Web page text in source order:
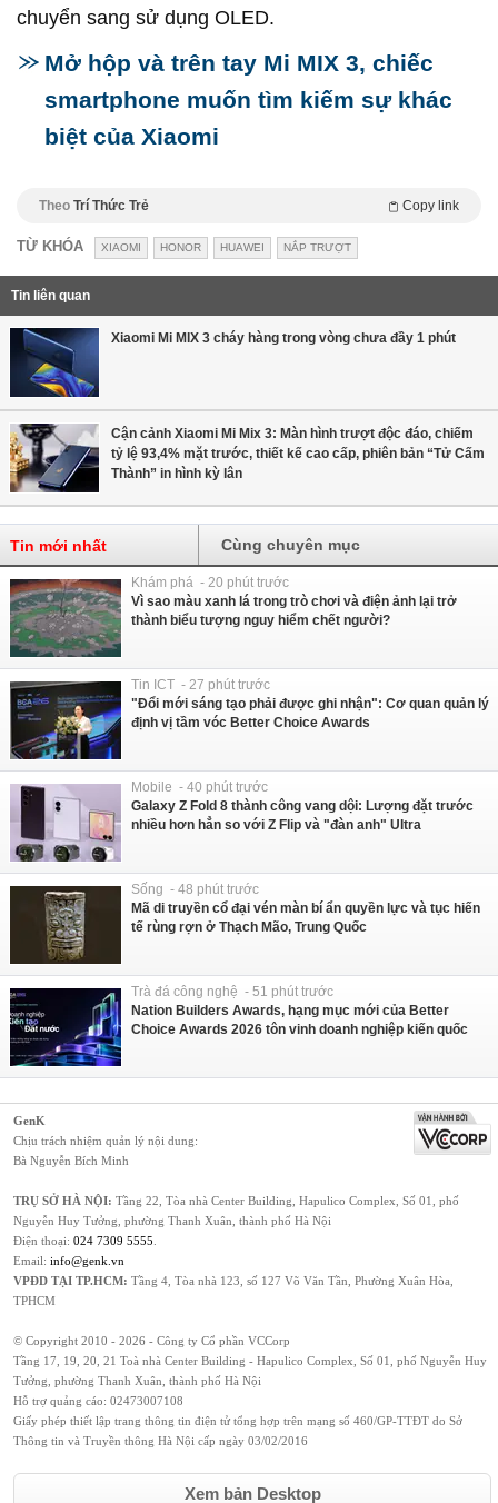
chuyển sang sử dụng OLED.
Mở hộp và trên tay Mi MIX 3, chiếc
smartphone muốn tìm kiếm sự khác
biệt của Xiaomi
Theo Trí Thức Trẻ Copy link
TỪ KHÓA XIAOMI HONOR HUAWEI NẮP TRƯỢT
Tin liên quan
Xiaomi Mi MIX 3 cháy hàng trong vòng chưa đầy 1 phút
Cận cảnh Xiaomi Mi Mix 3: Màn hình trượt độc đáo, chiếm
tỷ lệ 93,4% mặt trước, thiết kế cao cấp, phiên bản “Tử Cấm
Thành” in hình kỳ lân
Tin mới nhất Cùng chuyên mục
Khám phá - 20 phút trước
Vì sao màu xanh lá trong trò chơi và điện ảnh lại trở
thành biểu tượng nguy hiểm chết người?
Tin ICT - 27 phút trước
"Đổi mới sáng tạo phải được ghi nhận": Cơ quan quản lý
định vị tầm vóc Better Choice Awards
Mobile - 40 phút trước
Galaxy Z Fold 8 thành công vang dội: Lượng đặt trước
nhiều hơn hẳn so với Z Flip và "đàn anh" Ultra
Sống - 48 phút trước
Mã di truyền cổ đại vén màn bí ẩn quyền lực và tục hiến
tế rùng rợn ở Thạch Mão, Trung Quốc
Trà đá công nghệ - 51 phút trước
Nation Builders Awards, hạng mục mới của Better
Choice Awards 2026 tôn vinh doanh nghiệp kiến quốc
GenK
Chịu trách nhiệm quản lý nội dung:
Bà Nguyễn Bích Minh
TRỤ SỞ HÀ NỘI: Tầng 22, Tòa nhà Center Building, Hapulico Complex, Số 01, phố
Nguyễn Huy Tưởng, phường Thanh Xuân, thành phố Hà Nội
Điện thoại: 024 7309 5555
Email: info@genk.vn
VPĐD TẠI TP.HCM: Tầng 4, Tòa nhà 123, số 127 Võ Văn Tần, Phường Xuân Hòa,
TPHCM
© Copyright 2010 - 2026 - Công ty Cổ phần VCCorp
Tầng 17, 19, 20, 21 Toà nhà Center Building - Hapulico Complex, Số 01, phố Nguyễn Huy
Tưởng, phường Thanh Xuân, thành phố Hà Nội
Hỗ trợ quảng cáo: 02473007108
Giấy phép thiết lập trang thông tin điện tử tổng hợp trên mạng số 460/GP-TTĐT do Sở
Thông tin và Truyền thông Hà Nội cấp ngày 03/02/2016
Xem bản Desktop